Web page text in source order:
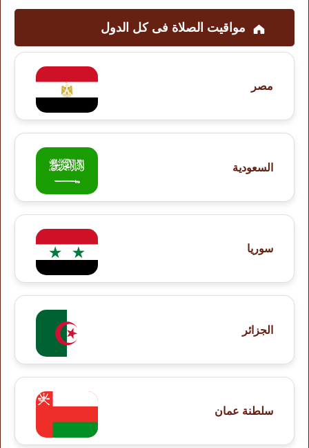
مواقيت الصلاة فى کل الدول
مصر
السعودية
سوريا
الجزائر
سلطنة عمان